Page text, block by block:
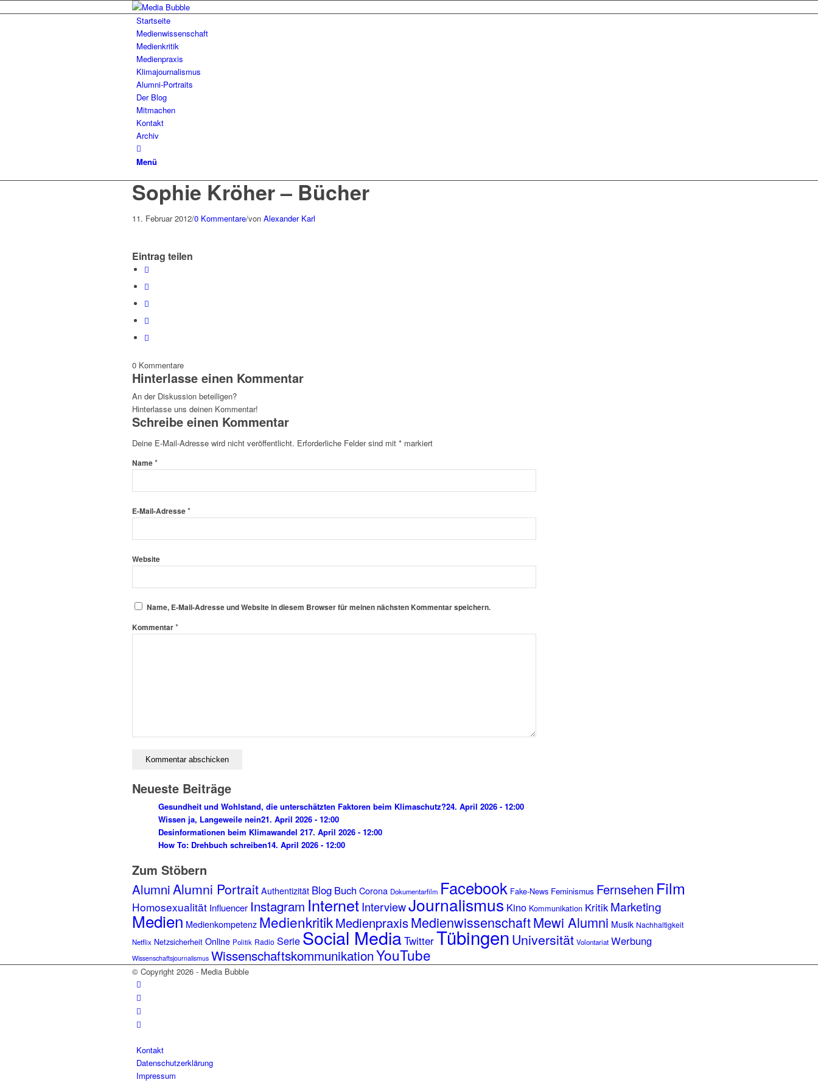
Startseite
Medienwissenschaft
Medienkritik
Medienpraxis
Klimajournalismus
Alumni-Portraits
Der Blog
Mitmachen
Kontakt
Archiv
Menü
Sophie Kröher – Bücher
11. Februar 2012/0 Kommentare/von Alexander Karl
Eintrag teilen
0 Kommentare
Hinterlasse einen Kommentar
An der Diskussion beteiligen?
Hinterlasse uns deinen Kommentar!
Schreibe einen Kommentar
Deine E-Mail-Adresse wird nicht veröffentlicht. Erforderliche Felder sind mit * markiert
Name*
E-Mail-Adresse*
Website
Name, E-Mail-Adresse und Website in diesem Browser für meinen nächsten Kommentar speichern.
Kommentar*
Neueste Beiträge
Gesundheit und Wohlstand, die unterschätzten Faktoren beim Klimaschutz?24. April 2026 - 12:00
Wissen ja, Langeweile nein21. April 2026 - 12:00
Desinformationen beim Klimawandel 217. April 2026 - 12:00
How To: Drehbuch schreiben14. April 2026 - 12:00
Zum Stöbern
AlumniAlumni Portrait Authentizität Blog Buch Corona Dokumentarfilm Facebook Fake-News Feminismus Fernsehen Film
Homosexualität Influencer Instagram InternetInterviewJournalismus Kino Kommunikation Kritik Marketing
Medien Medienkompetenz MedienkritikMedienpraxisMedienwissenschaftMewi Alumni Musik Nachhaltigkeit
Netflix Netzsicherheit Online Politik Radio Serie Social MediaTwitterTübingenUniversität Volontariat Werbung
Wissenschaftsjournalismus WissenschaftskommunikationYouTube
© Copyright 2026 - Media Bubble
Kontakt
Datenschutzerklärung
Impressum